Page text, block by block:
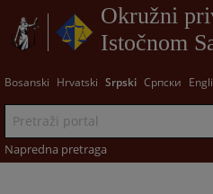
Okružni
Istočnom
Bosanski Hrvatski Srpski Српски
Napredna pretraga